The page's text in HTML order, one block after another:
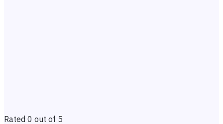
Rated 0 out of 5